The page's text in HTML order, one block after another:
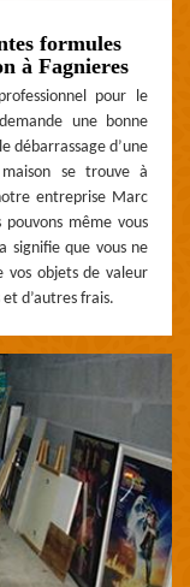
formules
à Fagnieres
pour le
une bonne
débarrassage d’une
se trouve à
entreprise Marc
même vous
signifie que vous ne
vos objets de valeur
d’autres frais.